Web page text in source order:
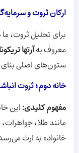
ارکان ثروت و
برای تحلیل ثروت،
معروف بهآرتها تریکونا
ستون‌های اصلی
خانه دوم؛ ثروت
مفهوم کلیدی:این
مانند طلا،
خانواده به ارث